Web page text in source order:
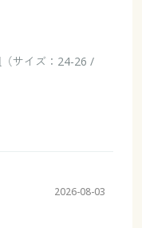
。
サイズ：24-26 /
2026-08-03